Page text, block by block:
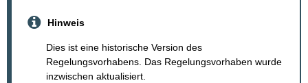
Hinweis
Dies ist eine historische Version des
Regelungsvorhabens. Das Regelungsvorhaben wurde
inzwischen aktualisiert.